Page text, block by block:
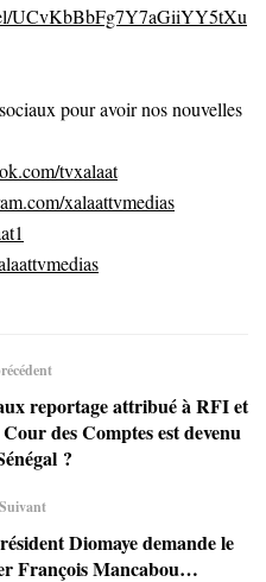
UCvKbBbFg7Y7aGiiYY5tXu
pour avoir nos nouvelles
tvxalaat
xalaattvmedias
reportage attribué à RFI et
des Comptes est devenu
?
Diomaye demande le
François Mancabou…